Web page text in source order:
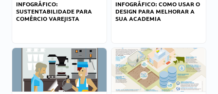
INFOGRÁFICO:
SUSTENTABILIDADE PARA
COMÉRCIO VAREJISTA
INFOGRÁFICO: COMO USAR O
DESIGN PARA MELHORAR A
SUA ACADEMIA